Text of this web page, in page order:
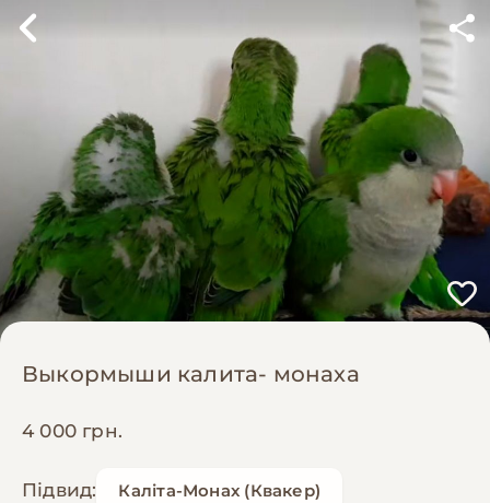
Выкормыши калита- монаха
4 000 грн.
Підвид: Каліта-Монах (Квакер)